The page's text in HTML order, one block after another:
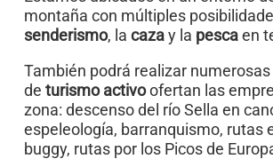
montaña con múltiples
senderismo, la cazay la pescaen
También podrá realizar
de turismo activoofertan las
zona: descenso del río Sella en
espeleología, barranquismo, rutas
buggy, rutas por los Picos de